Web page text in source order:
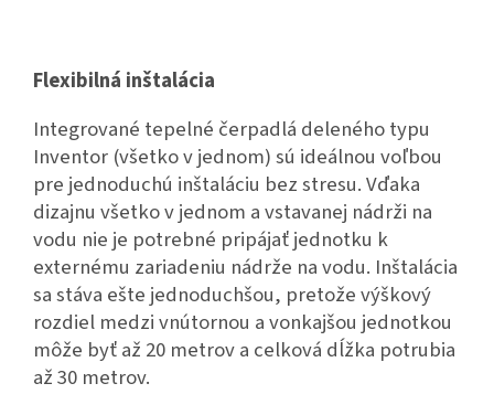
Flexibilná inštalácia
Integrované tepelné čerpadlá deleného typu
Inventor (všetko v jednom) sú ideálnou voľbou
pre jednoduchú inštaláciu bez stresu. Vďaka
dizajnu všetko v jednom a vstavanej nádrži na
vodu nie je potrebné pripájať jednotku k
externému zariadeniu nádrže na vodu. Inštalácia
sa stáva ešte jednoduchšou, pretože výškový
rozdiel medzi vnútornou a vonkajšou jednotkou
môže byť až 20 metrov a celková dĺžka potrubia
až 30 metrov.